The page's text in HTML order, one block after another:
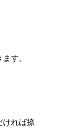
す。
ければ捺